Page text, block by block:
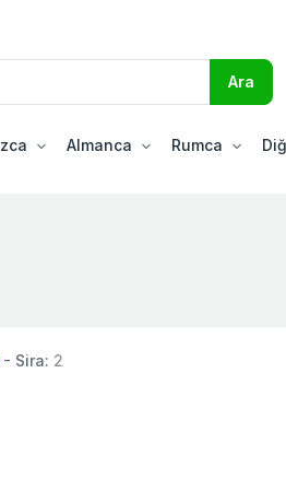
Almanca Rumca
- Sira: 2